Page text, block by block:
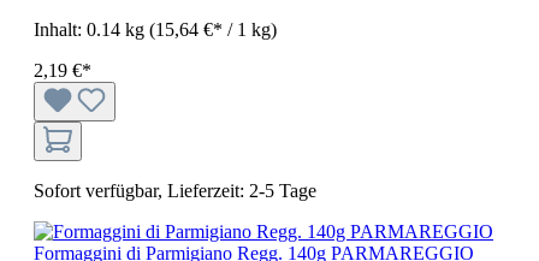
Inhalt: 0.14 kg (15,64 €* / 1 kg)
2,19 €*
Sofort verfügbar, Lieferzeit: 2-5 Tage
Formaggini di Parmigiano Regg. 140g PARMAREGGIO